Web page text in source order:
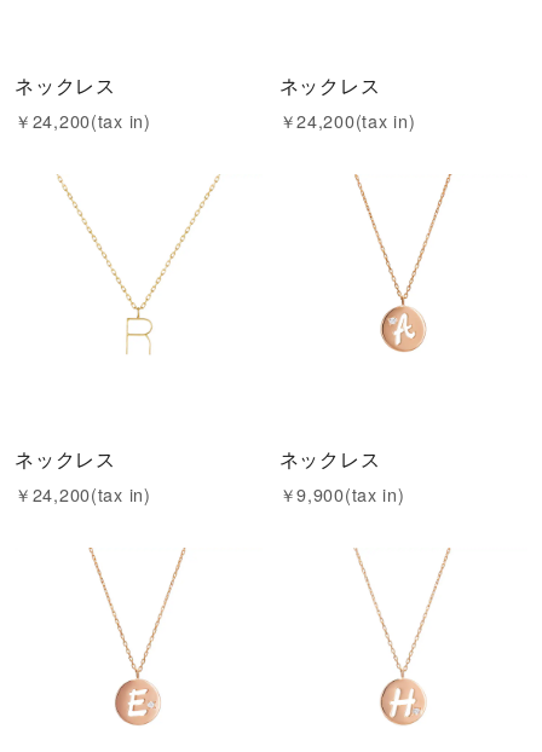
ネックレス
￥24,200(tax in)
ネックレス
￥24,200(tax in)
ネックレス
￥24,200(tax in)
ネックレス
￥9,900(tax in)